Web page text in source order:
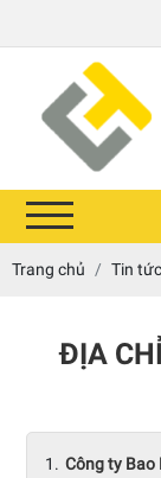
Trang chủ Tin tức
ĐỊA
Công ty Bao